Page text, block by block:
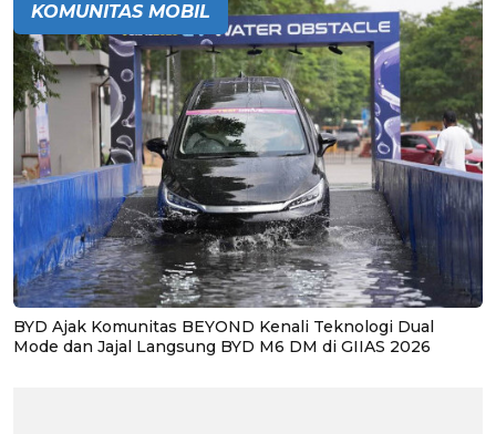
KOMUNITAS MOBIL
BYD Ajak Komunitas BEYOND Kenali Teknologi Dual
Mode dan Jajal Langsung BYD M6 DM di GIIAS 2026